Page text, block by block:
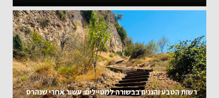
רשות הטבע והגנים בבשורה למטיילים: עשור אחרי שנהרס